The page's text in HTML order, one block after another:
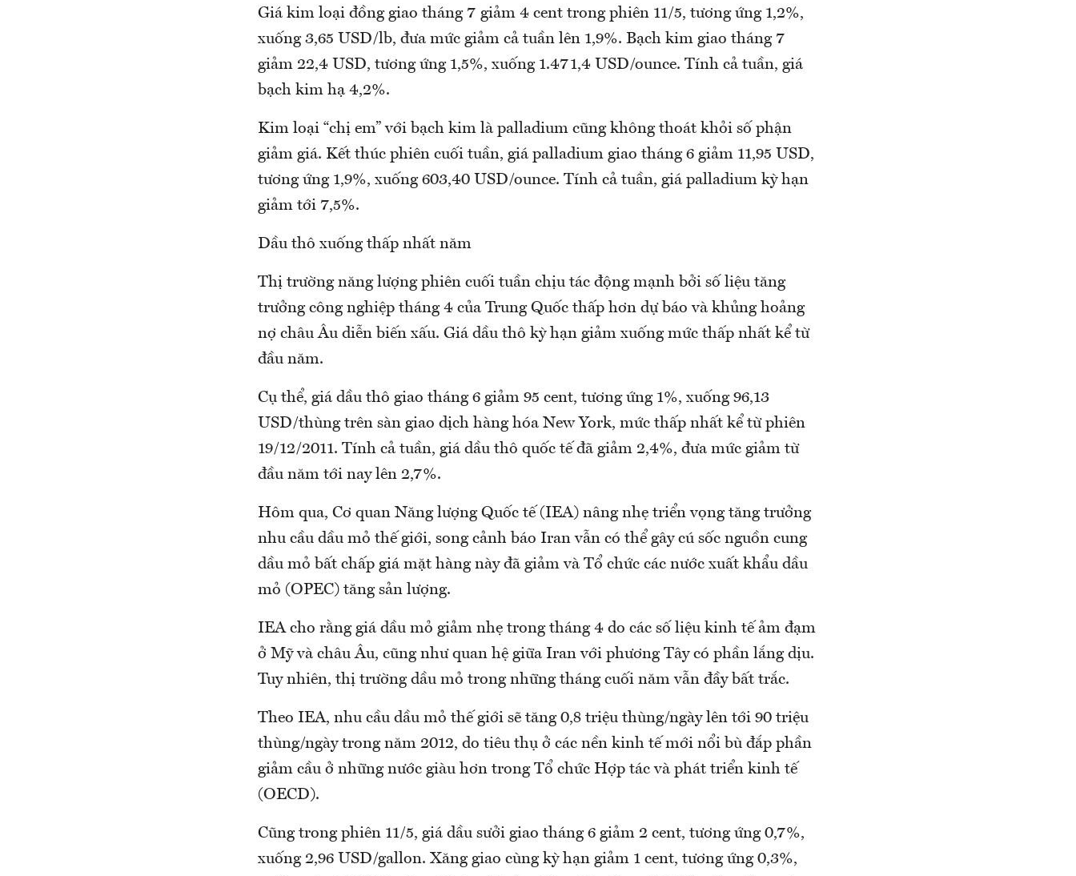
Giá kim loại đồng giao tháng 7 giảm 4 cent trong phiên 11/5, tương ứng 1,2%,
xuống 3,65 USD/lb, đưa mức giảm cả tuần lên 1,9%. Bạch kim giao tháng 7
giảm 22,4 USD, tương ứng 1,5%, xuống 1.471,4 USD/ounce. Tính cả tuần, giá
bạch kim hạ 4,2%.
Kim loại “chị em” với bạch kim là palladium cũng không thoát khỏi số phận
giảm giá. Kết thúc phiên cuối tuần, giá palladium giao tháng 6 giảm 11,95 USD,
tương ứng 1,9%, xuống 603,40 USD/ounce. Tính cả tuần, giá palladium kỳ hạn
giảm tới 7,5%.
Dầu thô xuống thấp nhất năm
Thị trường năng lượng phiên cuối tuần chịu tác động mạnh bởi số liệu tăng
trưởng công nghiệp tháng 4 của Trung Quốc thấp hơn dự báo và khủng hoảng
nợ châu Âu diễn biến xấu. Giá dầu thô kỳ hạn giảm xuống mức thấp nhất kể từ
đầu năm.
Cụ thể, giá dầu thô giao tháng 6 giảm 95 cent, tương ứng 1%, xuống 96,13
USD/thùng trên sàn giao dịch hàng hóa New York, mức thấp nhất kể từ phiên
19/12/2011. Tính cả tuần, giá dầu thô quốc tế đã giảm 2,4%, đưa mức giảm từ
đầu năm tới nay lên 2,7%.
Hôm qua, Cơ quan Năng lượng Quốc tế (IEA) nâng nhẹ triển vọng tăng trưởng
nhu cầu dầu mỏ thế giới, song cảnh báo Iran vẫn có thể gây cú sốc nguồn cung
dầu mỏ bất chấp giá mặt hàng này đã giảm và Tổ chức các nước xuất khẩu dầu
mỏ (OPEC) tăng sản lượng.
IEA cho rằng giá dầu mỏ giảm nhẹ trong tháng 4 do các số liệu kinh tế ảm đạm
ở Mỹ và châu Âu, cũng như quan hệ giữa Iran với phương Tây có phần lắng dịu.
Tuy nhiên, thị trường dầu mỏ trong những tháng cuối năm vẫn đầy bất trắc.
Theo IEA, nhu cầu dầu mỏ thế giới sẽ tăng 0,8 triệu thùng/ngày lên tới 90 triệu
thùng/ngày trong năm 2012, do tiêu thụ ở các nền kinh tế mới nổi bù đắp phần
giảm cầu ở những nước giàu hơn trong Tổ chức Hợp tác và phát triển kinh tế
(OECD).
Cũng trong phiên 11/5, giá dầu sưởi giao tháng 6 giảm 2 cent, tương ứng 0,7%,
xuống 2,96 USD/gallon. Xăng giao cùng kỳ hạn giảm 1 cent, tương ứng 0,3%,